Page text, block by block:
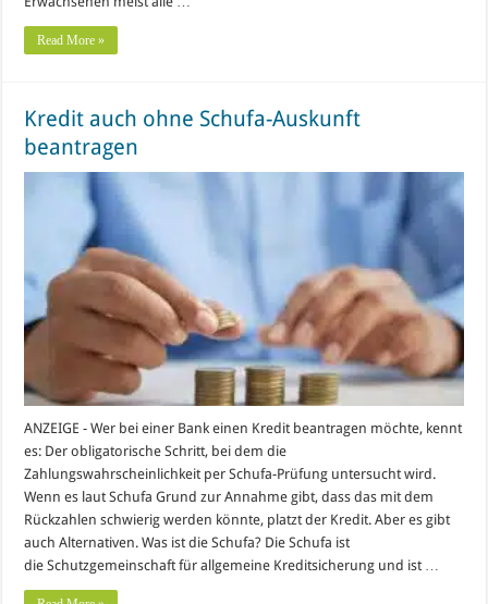
Read More »
Kredit auch ohne Schufa-Auskunft
beantragen
ANZEIGE - Wer bei einer Bank einen Kredit beantragen möchte, kennt
es: Der obligatorische Schritt, bei dem die
Zahlungswahrscheinlichkeit per Schufa-Prüfung untersucht wird.
Wenn es laut Schufa Grund zur Annahme gibt, dass das mit dem
Rückzahlen schwierig werden könnte, platzt der Kredit. Aber es gibt
auch Alternativen. Was ist die Schufa? Die Schufa ist
die Schutzgemeinschaft für allgemeine Kreditsicherung und ist …